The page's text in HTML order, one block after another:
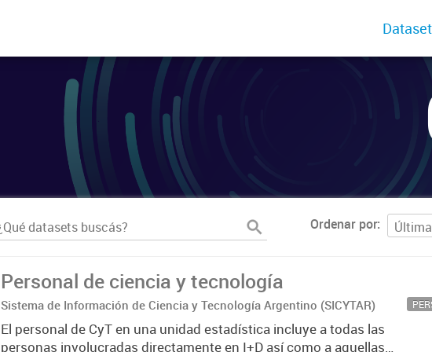
Ordenar por
Personal de ciencia y tecnología
Sistema de Información de Ciencia y Tecnología Argentino (SICYTAR)
El personal de CyT en una unidad estadística incluye a todas las
personas involucradas directamente en I+D así como a aquellas